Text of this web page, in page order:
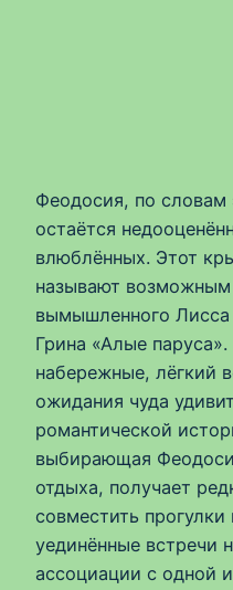
Феодосия, по словам
остаётся
влюблённых. Этот
называют
вымышленного Лисса
Грина «Алые
набережные, лёгкий
ожидания чуда
романтической
выбирающая
отдыха, получает
совместить
уединённые встречи
ассоциации с одной